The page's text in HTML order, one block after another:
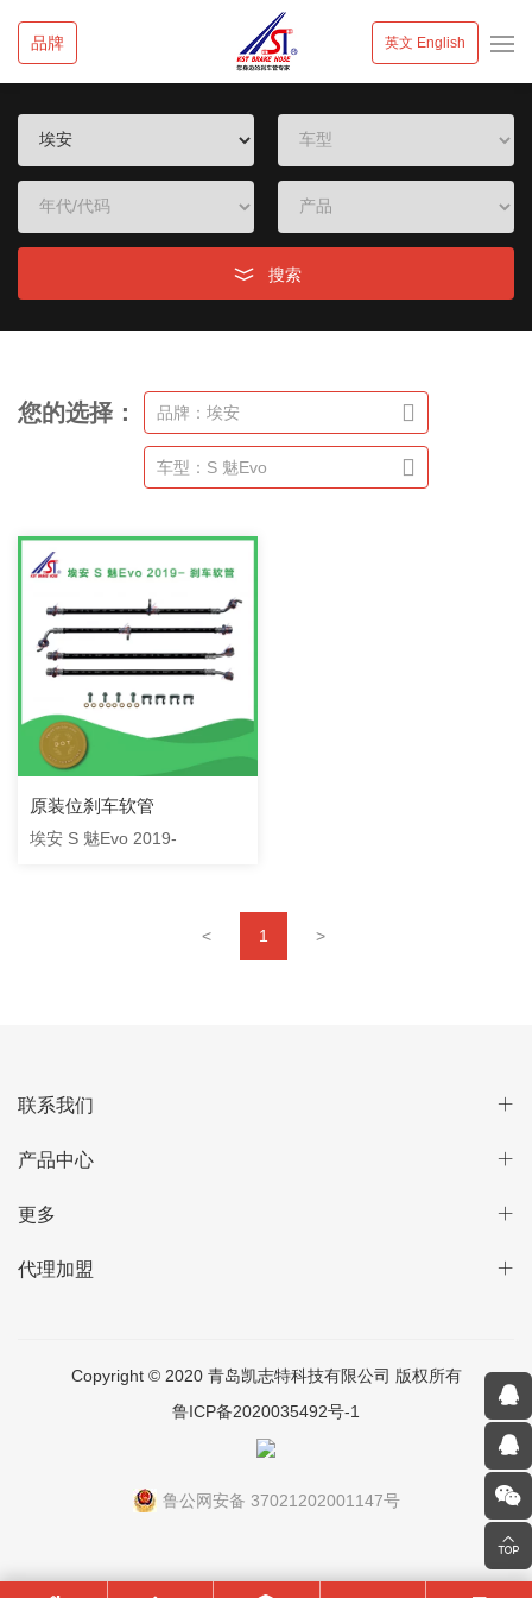
品牌 英文 English
搜索
您的选择： 品牌：埃安
车型：S 魅Evo
原装位刹车软管
埃安 S 魅Evo 2019-
< 1 >
联系我们
产品中心
更多
代理加盟
Copyright © 2020 青岛凯志特科技有限公司 版权所有
鲁ICP备2020035492号-1
鲁公网安备 37021202001147号